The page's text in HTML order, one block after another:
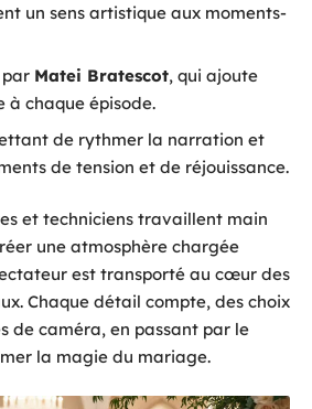
un sens artistique aux moments-
Matei Bratescot, qui ajoute
à chaque épisode.
de rythmer la narration et
de tension et de réjouissance.
et techniciens travaillent main
une atmosphère chargée
est transporté au cœur des
Chaque détail compte, des choix
de caméra, en passant par le
la magie du mariage.